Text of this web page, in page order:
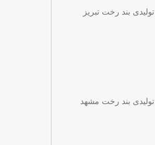
تولیدی بند رخت تبریز
تولیدی بند رخت مشهد